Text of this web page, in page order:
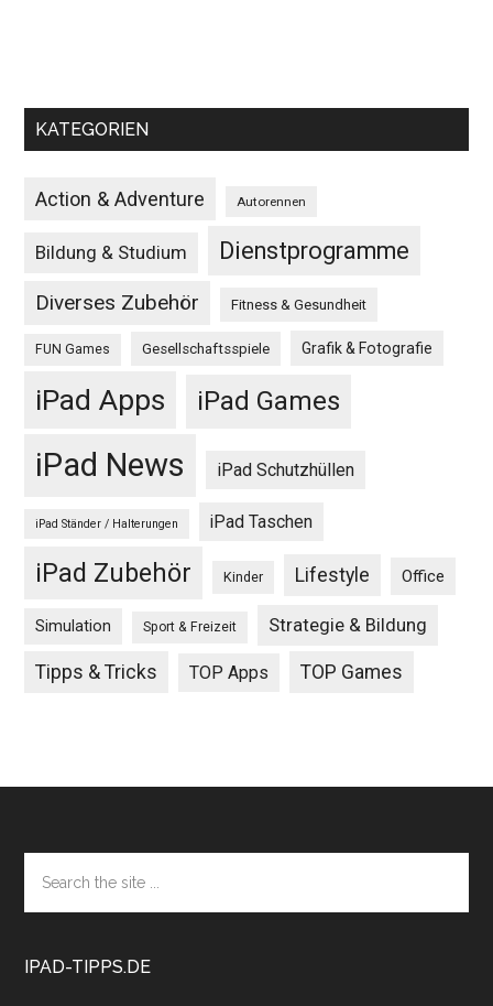
KATEGORIEN
Action & Adventure Autorennen
Bildung & Studium Dienstprogramme
Diverses Zubehör Fitness & Gesundheit
FUN Games Gesellschaftsspiele Grafik & Fotografie
iPad Apps iPad Games
iPad News iPad Schutzhüllen
iPad Ständer / Halterungen iPad Taschen
iPad Zubehör Kinder Lifestyle Office
Simulation Sport & Freizeit Strategie & Bildung
Tipps & Tricks TOP Apps TOP Games
Footer
the
site
IPAD-TIPPS.DE